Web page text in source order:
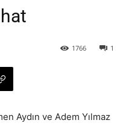
1
1766
Aydın ve Adem Yılmaz